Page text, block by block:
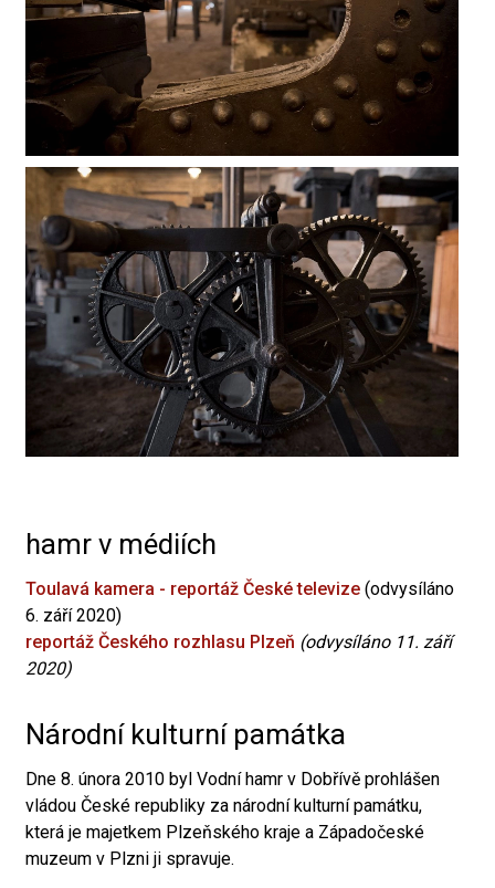
hamr v médiích
Toulavá kamera - reportáž České televize (odvysíláno
6. září 2020)
reportáž Českého rozhlasu Plzeň (odvysíláno 11. září
2020)
Národní kulturní památka
Dne 8. února 2010 byl Vodní hamr v Dobřívě prohlášen
vládou České republiky za národní kulturní památku,
která je majetkem Plzeňského kraje a Západočeské
muzeum v Plzni ji spravuje.